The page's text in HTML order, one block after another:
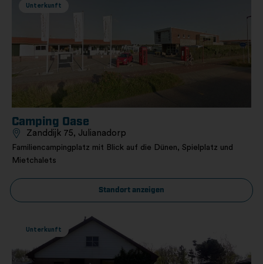
Unterkunft
Camping Oase
Zanddijk 75, Julianadorp
Familiencampingplatz mit Blick auf die Dünen, Spielplatz und
Mietchalets
Standort anzeigen
Unterkunft